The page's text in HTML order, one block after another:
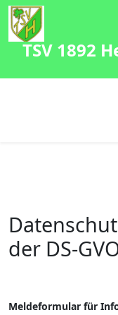
TSV 1892
der DS-
Meldeformular für